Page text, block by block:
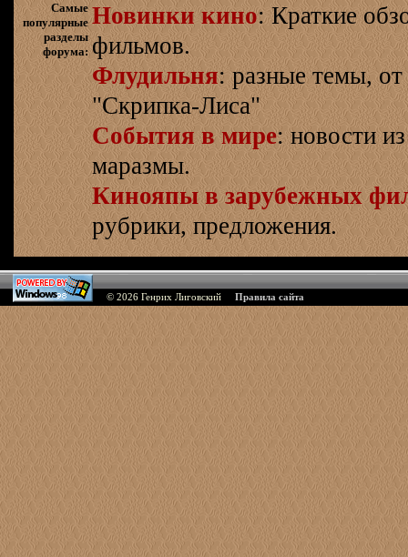
Самые
популярные
разделы
форума:
Новинки кино: Краткие
фильмов.
Флудильня: разные темы,
"Скрипка-Лиса"
События в мире: новости
маразмы.
Кинояпы в зарубежных
рубрики, предложения.
© 2026 Генрих Лиговский Правила сайта